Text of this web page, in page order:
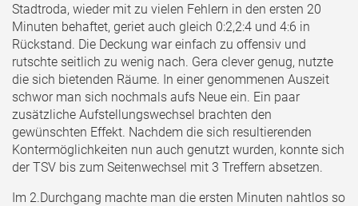
Stadtroda, wieder mit zu vielen Fehlern in den ersten 20
Minuten behaftet, geriet auch gleich 0:2,2:4 und 4:6 in
Rückstand. Die Deckung war einfach zu offensiv und
rutschte seitlich zu wenig nach. Gera clever genug, nutzte
die sich bietenden Räume. In einer genommenen Auszeit
schwor man sich nochmals aufs Neue ein. Ein paar
zusätzliche Aufstellungswechsel brachten den
gewünschten Effekt. Nachdem die sich resultierenden
Kontermöglichkeiten nun auch genutzt wurden, konnte sich
der TSV bis zum Seitenwechsel mit 3 Treffern absetzen.
Im 2.Durchgang machte man die ersten Minuten nahtlos so